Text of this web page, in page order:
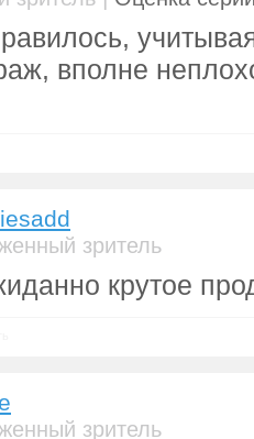
вполне
зритель
крутое
зритель